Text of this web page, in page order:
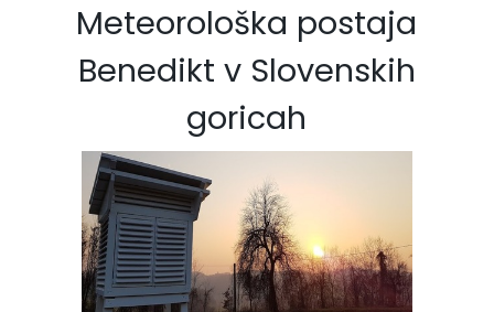
Meteorološka postaja
Benedikt v Slovenskih
goricah